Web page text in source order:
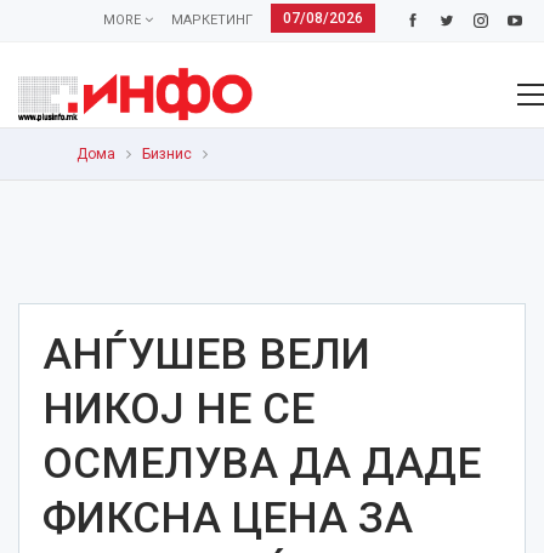
07/08/2026
МАРКЕТИНГ
MORE
Дома Бизнис
АНЃУШЕВ ВЕЛИ
НИКОЈ НЕ СЕ
ОСМЕЛУВА ДА ДАДЕ
ФИКСНА ЦЕНА ЗА